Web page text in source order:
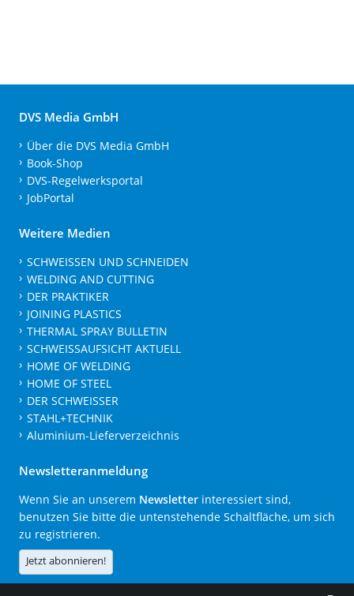
DVS Media GmbH
Über die DVS Media GmbH
Book-Shop
DVS-Regelwerksportal
JobPortal
Weitere Medien
SCHWEISSEN UND SCHNEIDEN
WELDING AND CUTTING
DER PRAKTIKER
JOINING PLASTICS
THERMAL SPRAY BULLETIN
SCHWEISSAUFSICHT AKTUELL
HOME OF WELDING
HOME OF STEEL
DER SCHWEISSER
STAHL+TECHNIK
Aluminium-Lieferverzeichnis
Newsletteranmeldung
Wenn Sie an unserem Newsletter interessiert sind,
benutzen Sie bitte die untenstehende Schaltfläche, um sich
zu registrieren.
Jetzt abonnieren!